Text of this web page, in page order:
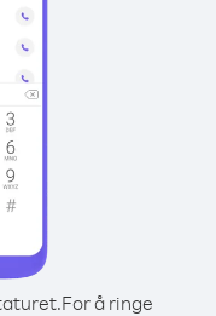
For å ringe